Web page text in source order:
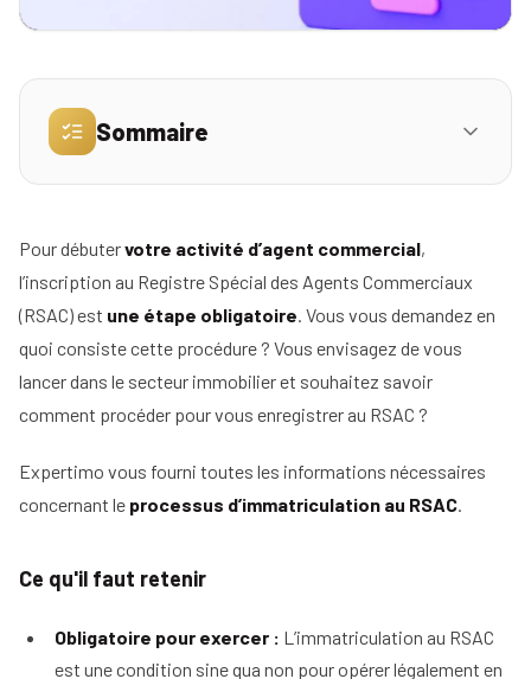
vos
revenus
Réserver
place
pour
la
réunion
d'info
Nos
conseils
nos
Voir
tous
Devenir
Sommaire
FAQ
02 Quels documents sont nécessaires ?
1. Avant l’immatriculation au registre spécial
immobilier : rappel
2. Qu’est-ce qu’un agent commercial ? Être au
clair sur le cadre légal avant de s’installer.
de déontologie de l’agent immobilier !
Pour débutervotre activité d’agent commercial,
l’inscription au Registre Spécial des Agents Commerciaux
(RSAC) est une étape obligatoire. Vous vous demandez en
quoi consiste cette procédure ? Vous envisagez de vous
lancer dans le secteur immobilier et souhaitez savoir
comment procéder pour vous enregistrer au RSAC ?
Expertimo vous fourni toutes les informations nécessaires
concernant le processus d’immatriculation au RSAC.
Ce qu'il faut retenir
Obligatoire pour exercer : L’immatriculation au RSAC
est une condition sine qua non pour opérer légalement en